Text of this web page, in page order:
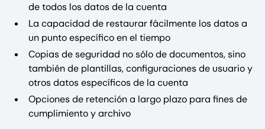
de todos los datos de la cuenta
La capacidad de restaurar fácilmente los datos a
un punto específico en el tiempo
Copias de seguridad no sólo de documentos, sino
también de plantillas, configuraciones de usuario y
otros datos específicos de la cuenta
Opciones de retención a largo plazo para fines de
cumplimiento y archivo